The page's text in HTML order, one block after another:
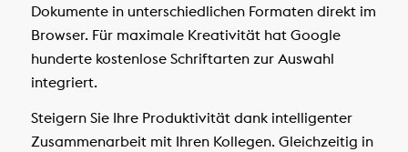
Dokumente in unterschiedlichen Formaten direkt im
Browser. Für maximale Kreativität hat Google
hunderte kostenlose Schriftarten zur Auswahl
integriert.
Steigern Sie Ihre Produktivität dank intelligenter
Zusammenarbeit mit Ihren Kollegen. Gleichzeitig in